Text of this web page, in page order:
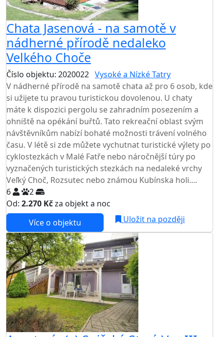
Chata Jasenová - na samotě v
nádherné přírodě nedaleko
Velkého Choče
Číslo objektu: 2020022 Vysoké a Nízké Tatry
V nádherné přírodě na samotě chata až pro 6 osob, kde
si užijete tu pravou turistickou dovolenou. U chaty
máte k dispozici pergolu se zahradním posezením a
ohniště na opékání buřtů. Tato rekreační oblast svým
návštěvníkům nabízí bohaté možnosti trávení volného
času. V létě si zde můžete vychutnat turistické výlety po
cyklostezkách v Malé Fatře nebo náročnější túry po
vyznačených turistických stezkách na nedaleké vrchy
Veľký Choč, Rozsutec nebo známou Kubínska holi....
6
2
Od: 2.270 Kčza objekt a noc
Více o objektu
Uložit na později